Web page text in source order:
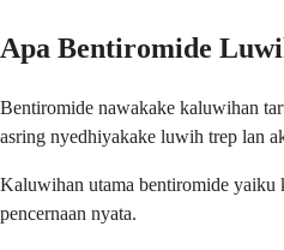
Apa Bentiromide
Bentiromide nawakake kaluwihan
asring nyedhiyakake luwih trep lan
Kaluwihan utama bentiromide yaiku
pencernaan nyata.